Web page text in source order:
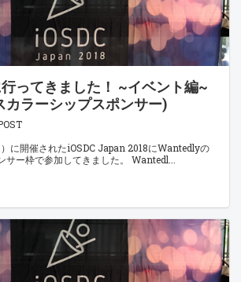
ってきました！ ~イベント編~
ラーシップスポンサー)
に開催されたiOSDC Japan 2018にWantedlyの
サー枠で参加してきました。 Wantedl